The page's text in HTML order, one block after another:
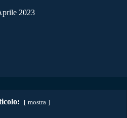
2023
mostra